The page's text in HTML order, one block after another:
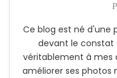
Ce blog est né d'une
devant le constat
véritablement à mes
améliorer ses photos